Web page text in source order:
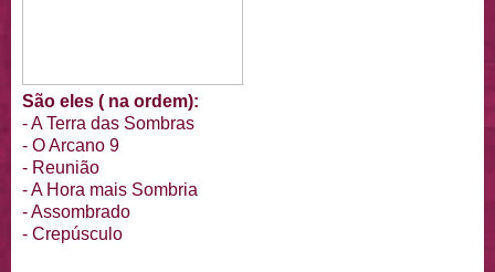
São eles ( na ordem):
- A Terra das Sombras
- O Arcano 9
- Reunião
- A Hora mais Sombria
- Assombrado
- Crepúsculo